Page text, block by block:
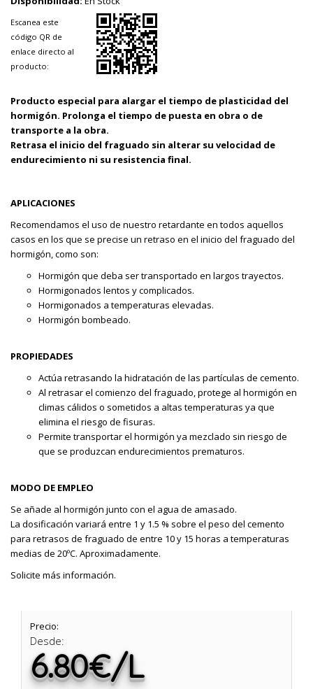
Escanea este
código QR de
enlace directo al
producto:
Producto especial para alargar el tiempo de plasticidad del
hormigón. Prolonga el tiempo de puesta en obra o de
transporte a la obra.
Retrasa el inicio del fraguado sin alterar su velocidad de
endurecimiento ni su resistencia final.
APLICACIONES
Recomendamos el uso de nuestro retardante en todos aquellos
casos en los que se precise un retraso en el inicio del fraguado del
hormigón, como son:
Hormigón que deba ser transportado en largos trayectos.
Hormigonados lentos y complicados.
Hormigonados a temperaturas elevadas.
Hormigón bombeado.
PROPIEDADES
Actúa retrasando la hidratación de las partículas de cemento.
Al retrasar el comienzo del fraguado, protege al hormigón en
climas cálidos o sometidos a altas temperaturas ya que
elimina el riesgo de fisuras.
Permite transportar el hormigón ya mezclado sin riesgo de
que se produzcan endurecimientos prematuros.
MODO DE EMPLEO
Se añade al hormigón junto con el agua de amasado.
La dosificación variará entre 1 y 1.5 % sobre el peso del cemento
para retrasos de fraguado de entre 10 y 15 horas a temperaturas
medias de 20ºC. Aproximadamente.
Solicite más información.
Precio:
Desde:
6.80€/L